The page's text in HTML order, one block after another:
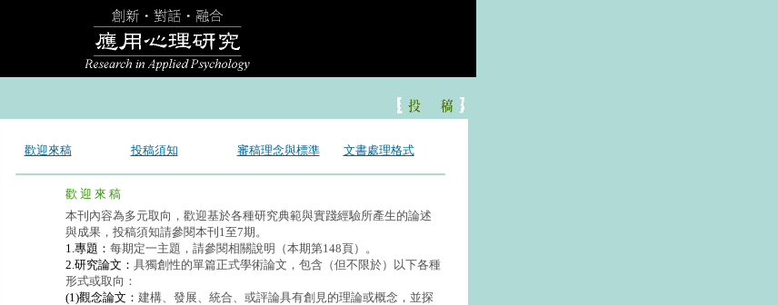
歡迎來稿 投稿須知 審稿理念與標準 文書處理格式
歡 迎 來 稿
本刊內容為多元取向，歡迎基於各種研究典範與實踐經驗所產生的論述
與成果，投稿須知請參閱本刊1至7期。
1.專題： 每期定一主題，請參閱相關說明（本期第148頁）。
2.研究論文： 具獨創性的單篇正式學術論文，包含（但不限於）以下各種
形式或取向：
(1)觀念論文： 建構、發展、統合、或評論具有創見的理論或概念，並探